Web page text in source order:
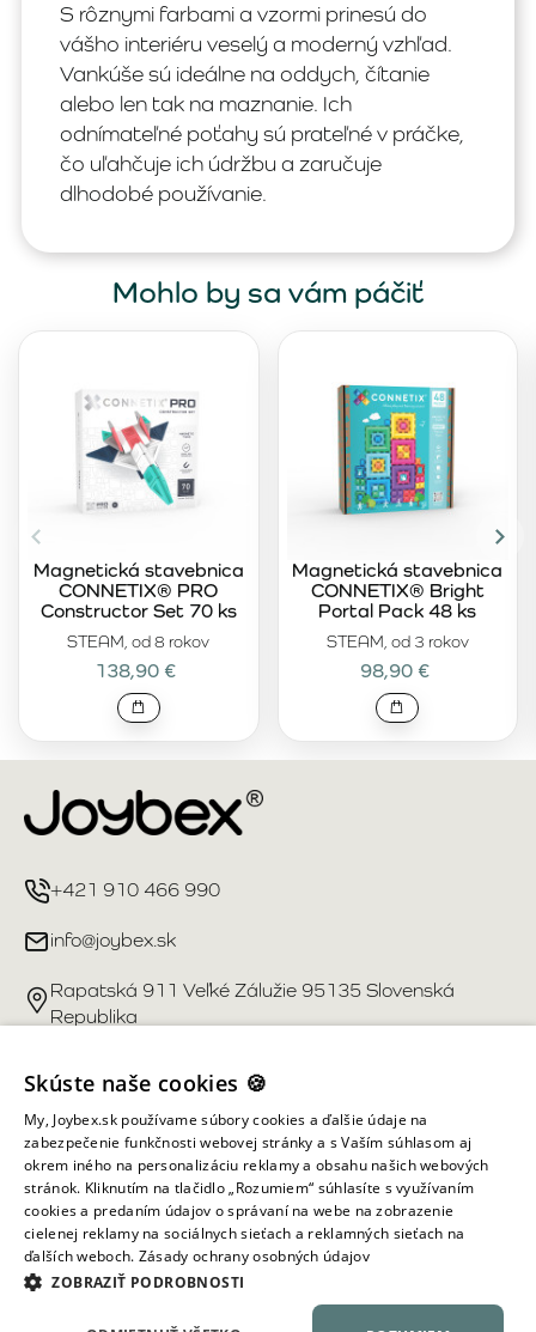
S rôznymi farbami a vzormi prinesú do
vášho interiéru veselý a moderný vzhľad.
Vankúše sú ideálne na oddych, čítanie
alebo len tak na maznanie. Ich
odnímateľné poťahy sú prateľné v práčke,
čo uľahčuje ich údržbu a zaručuje
dlhodobé používanie.
Mohlo by sa vám páčiť
STEAM, od 8 rokov
Magnetická stavebnica
CONNETIX® PRO
Constructor Set 70 ks
138,90 €
STEAM, od 3 rokov
Magnetická stavebnica
CONNETIX® Bright
Portal Pack 48 ks
98,90 €
+421 910 466 990
info@joybex.sk
Rapatská 911 Veľké Zálužie 95135 Slovenská
Republika
Užitočné odkazy
Účet
Informácie obchodu
Všetky práva vyhradené ©
Skúste naše cookies 🍪
My, Joybex.sk používame súbory cookies a ďalšie údaje na
zabezpečenie funkčnosti webovej stránky a s Vaším súhlasom aj
okrem iného na personalizáciu reklamy a obsahu našich webových
stránok. Kliknutím na tlačidlo „Rozumiem“ súhlasíte s využívaním
cookies a predaním údajov o správaní na webe na zobrazenie
cielenej reklamy na sociálnych sieťach a reklamných sieťach na
ďalších weboch. Zásady ochrany osobných údajov
ZOBRAZIŤ PODROBNOSTI